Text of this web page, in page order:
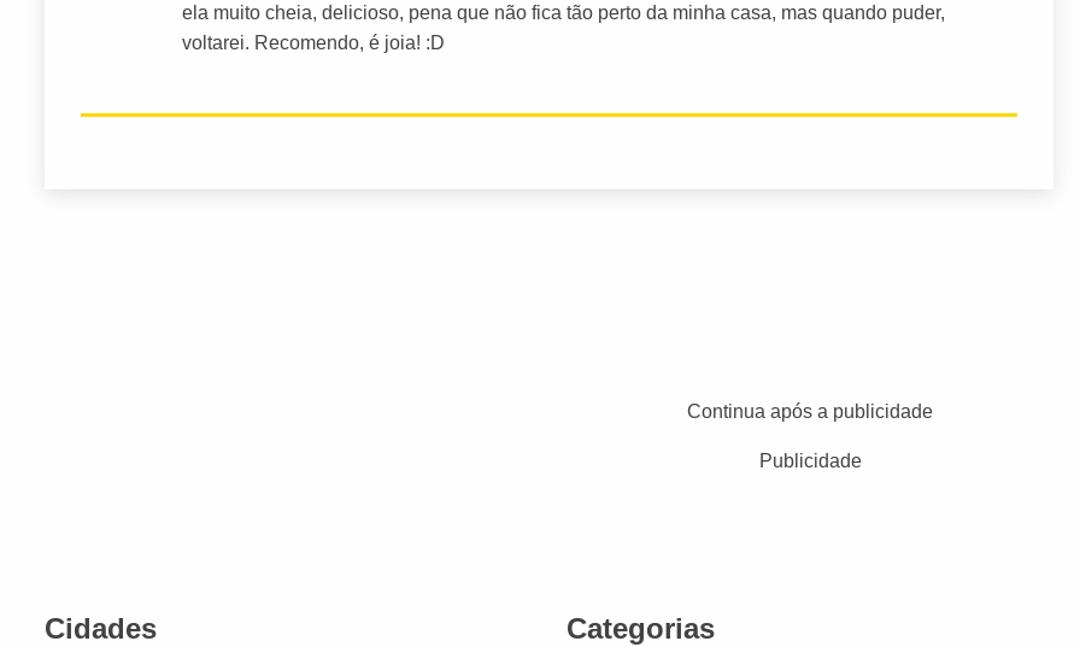
ela muito cheia, delicioso, pena que não fica tão perto da minha casa, mas quando puder,
voltarei. Recomendo, é joia! :D
Continua após a publicidade
Publicidade
Cidades Categorias